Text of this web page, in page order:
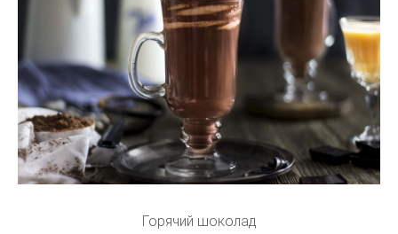
Горячий шоколад